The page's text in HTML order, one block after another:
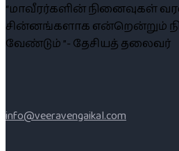
“மாவீரர்களின் நினைவுகள்
சின்னங்களாக என்றென்றும்
வேண்டும் ”- தேசியத் தலைவர்
info@veeravengaikal.com